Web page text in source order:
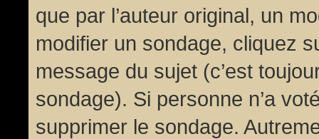
que par l’auteur original, un
modifier un sondage, cliquez
message du sujet (c’est
sondage). Si personne n’a
supprimer le sondage.